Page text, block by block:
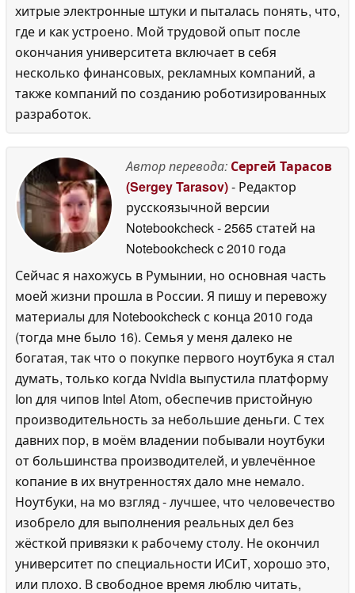
хитрые электронные штуки и пыталась понять, что,
где и как устроено. Мой трудовой опыт после
окончания университета включает в себя
несколько финансовых, рекламных компаний, а
также компаний по созданию роботизированных
разработок.
Автор перевода: Сергей Тарасов
(Sergey Tarasov)- Редактор
русскоязычной версии
Notebookcheck- 2565 статей на
Notebookcheckc 2010 года
Сейчас я нахожусь в Румынии, но основная часть
моей жизни прошла в России. Я пишу и перевожу
материалы для Notebookcheck с конца 2010 года
(тогда мне было 16). Семья у меня далеко не
богатая, так что о покупке первого ноутбука я стал
думать, только когда Nvidia выпустила платформу
Ion для чипов Intel Atom, обеспечив пристойную
производительность за небольшие деньги. С тех
давних пор, в моём владении побывали ноутбуки
от большинства производителей, и увлечённое
копание в их внутренностях дало мне немало.
Ноутбуки, на мо взгляд - лучшее, что человечество
изобрело для выполнения реальных дел без
жёсткой привязки к рабочему столу. Не окончил
университет по специальности ИСиТ, хорошо это,
или плохо. В свободное время люблю читать,